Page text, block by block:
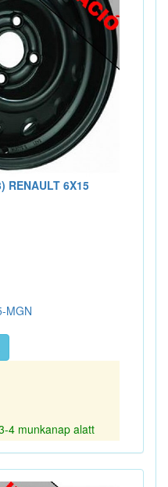
RENAULT 6X15
MGN
4 munkanap alatt